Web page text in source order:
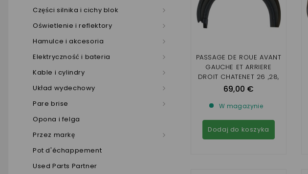
Części silnika i cichy blok
Oświetlenie i reflektory
Hamulce i akcesoria
Elektryczność i bateria
Kable i cylindry
Układ wydechowy
Pare brise
Opona i felga
Przez markę
Pot d'échappement
Used Parts Partner
PASSAGE DE ROUE AVANT
GAUCHE ET ARRIERE
DROIT CHATENET 26 ,28,
30 ,32 SPORTEEVO ,
69,00 €
W magazynie
Dodaj do koszyka